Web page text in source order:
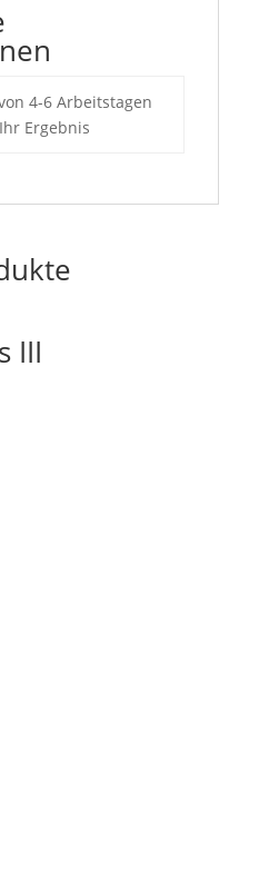
4-6 Arbeitstagen
Ergebnis
III